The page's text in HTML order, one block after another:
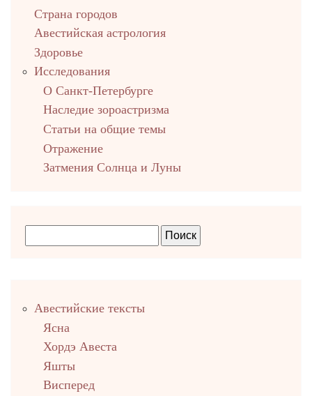
Страна городов
Авестийская астрология
Здоровье
Исследования
О Санкт-Петербурге
Наследие зороастризма
Cтатьи на общие темы
Отражение
Затмения Солнца и Луны
столбец
Авестийские тексты
Ясна
Хордэ Авеста
Яшты
Висперед